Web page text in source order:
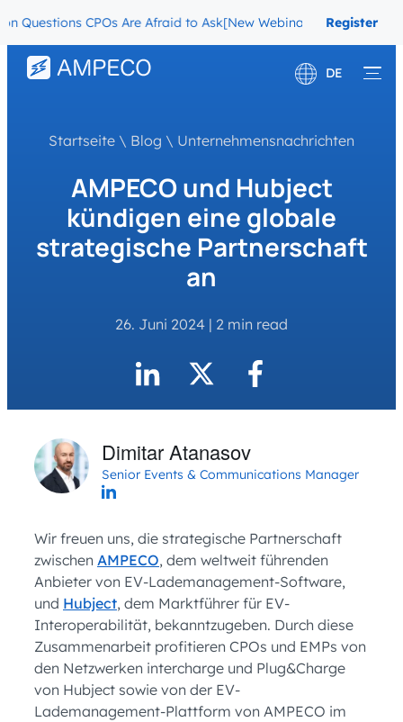
CPOs Are Afraid to Ask[New Webinar] The MigrationRegister
Now
DE
Français
Startseite \ Blog \ Unternehmensnachrichten
AMPECO und Hubject
kündigen eine globale
strategische Partnerschaft
an
26. Juni 2024 | 2 min read
Dimitar Atanasov
Senior Events & Communications Manager
Wir freuen uns, die strategische Partnerschaft
zwischen AMPECO, dem weltweit führenden
Anbieter von EV-Lademanagement-Software,
und Hubject, dem Marktführer für EV-
Interoperabilität, bekanntzugeben. Durch diese
Zusammenarbeit profitieren CPOs und EMPs von
den Netzwerken intercharge und Plug&Charge
von Hubject sowie von der EV-
Lademanagement-Plattform von AMPECO im